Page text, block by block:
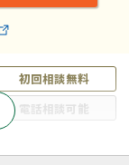
初回相談無料
電話相談可能